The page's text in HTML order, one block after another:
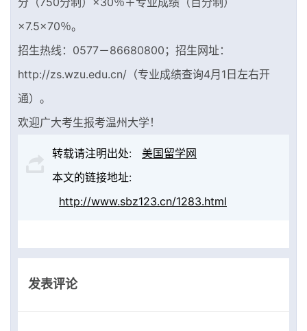
×7.5×70％。
招生热线：0577－86680800；招生网址：
http://zs.wzu.edu.cn/（专业成绩查询4月1日左右开
通）。
欢迎广大考生报考温州大学！
转载请注明出处:
美国留学网
本文的链接地址:
http://www.sbz123.cn/1283.html
发表评论